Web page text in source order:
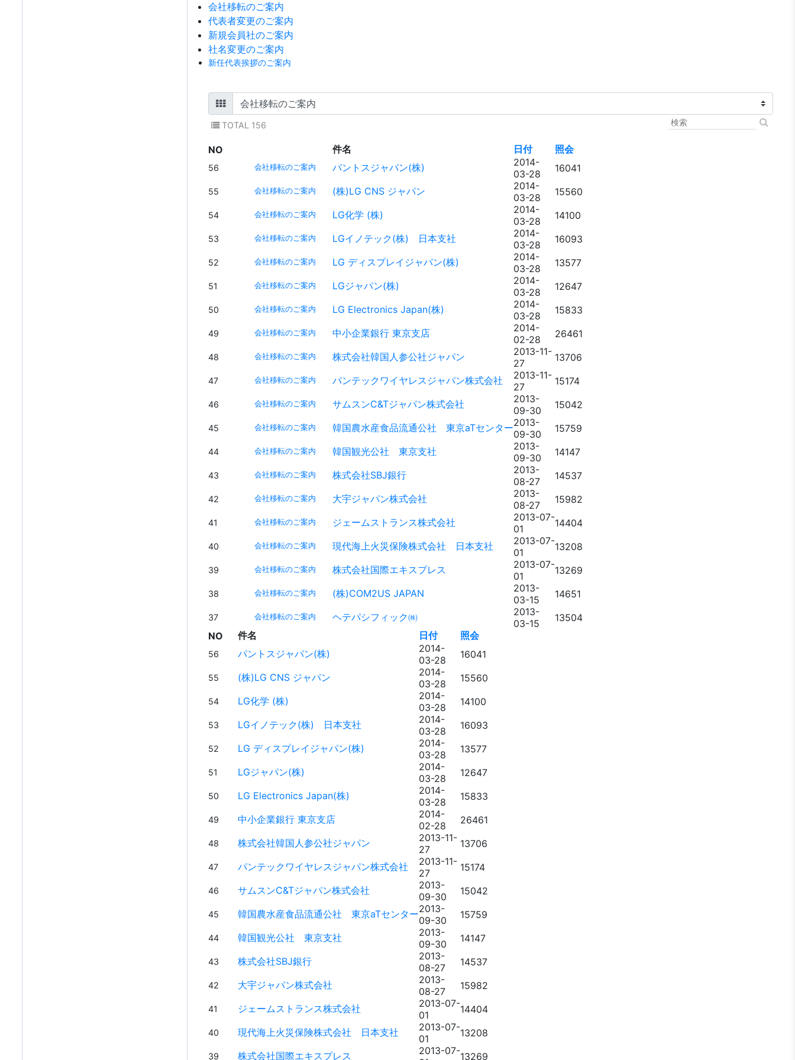
会社移転のご案内
代表者変更のご案内
新規会員社のご案内
社名変更のご案内
新任代表挨拶のご案内
TOTAL 156
NO 件名 日付 照会
56 会社移転のご案内 パントスジャパン(株)
2014-
03-28
16041
55 会社移転のご案内 (株)LG CNS ジャパン
2014-
03-28
15560
54 会社移転のご案内 LG化学 (株)
2014-
03-28
14100
53 会社移転のご案内 LGイノテック(株) 日本支社
2014-
03-28
16093
52 会社移転のご案内 LG ディスプレイジャパン(株)
2014-
03-28
13577
51 会社移転のご案内 LGジャパン(株)
2014-
03-28
12647
50 会社移転のご案内 LG Electronics Japan(株)
2014-
03-28
15833
49 会社移転のご案内 中小企業銀行 東京支店
2014-
02-28
26461
48 会社移転のご案内 株式会社韓国人参公社ジャパン
2013-11-
27
13706
47 会社移転のご案内 パンテックワイヤレスジャパン株式会社
2013-11-
27
15174
46 会社移転のご案内 サムスンC&Tジャパン株式会社
2013-
09-30
15042
45 会社移転のご案内 韓国農水産食品流通公社 東京aTセンター2013-
09-30
15759
44 会社移転のご案内 韓国観光公社 東京支社
2013-
09-30
14147
43 会社移転のご案内 株式会社SBJ銀行
2013-
08-27
14537
42 会社移転のご案内 大宇ジャパン株式会社
2013-
08-27
15982
41 会社移転のご案内 ジェームストランス株式会社
2013-07-
01
14404
40 会社移転のご案内 現代海上火災保険株式会社 日本支社
2013-07-
01
13208
39 会社移転のご案内 株式会社国際エキスプレス
2013-07-
01
13269
38 会社移転のご案内 (株)COM2US JAPAN
2013-
03-15
14651
37 会社移転のご案内 ヘテパシフィック㈱
2013-
03-15
13504
NO
件名 日付 照会
56 パントスジャパン(株)
2014-
03-28
16041
55 (株)LG CNS ジャパン
2014-
03-28
15560
54 LG化学 (株)
2014-
03-28
14100
53 LGイノテック(株) 日本支社
2014-
03-28
16093
52 LG ディスプレイジャパン(株)
2014-
03-28
13577
51 LGジャパン(株)
2014-
03-28
12647
50 LG Electronics Japan(株)
2014-
03-28
15833
49 中小企業銀行 東京支店
2014-
02-28
26461
48 株式会社韓国人参公社ジャパン
2013-11-
27
13706
47 パンテックワイヤレスジャパン株式会社
2013-11-
27
15174
46 サムスンC&Tジャパン株式会社
2013-
09-30
15042
45 韓国農水産食品流通公社 東京aTセンター2013-
09-30
15759
44 韓国観光公社 東京支社
2013-
09-30
14147
43 株式会社SBJ銀行
2013-
08-27
14537
42 大宇ジャパン株式会社
2013-
08-27
15982
41 ジェームストランス株式会社
2013-07-
01
14404
40 現代海上火災保険株式会社 日本支社
2013-07-
01
13208
39 株式会社国際エキスプレス
2013-07-13269